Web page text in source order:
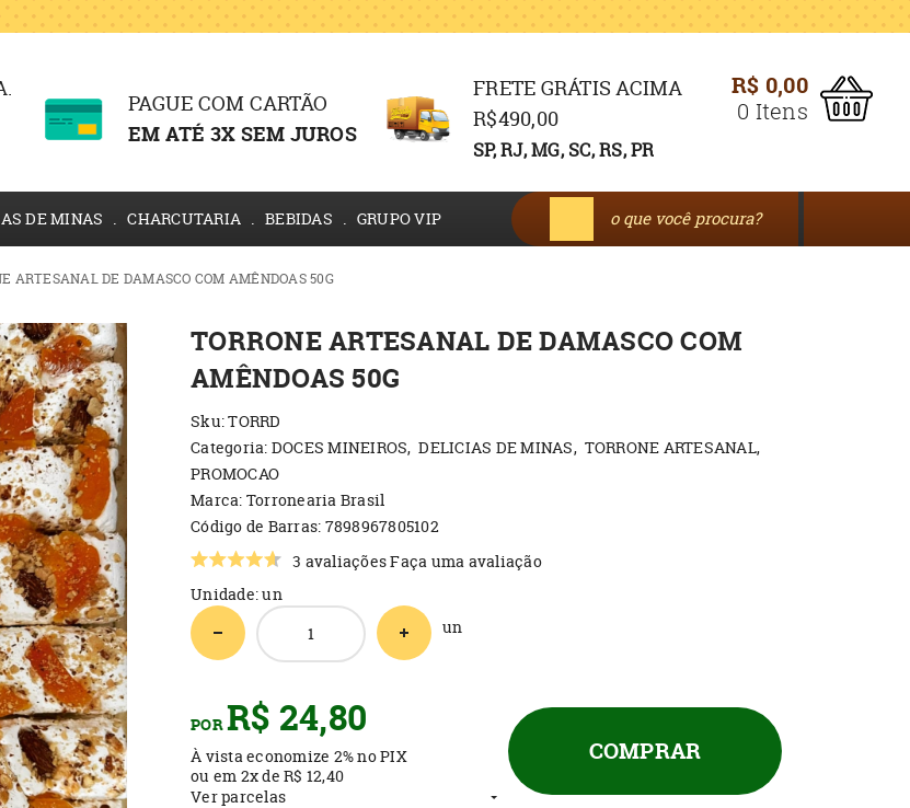
R$ 0,00
0 Itens
PAGUE COM CARTÃO
EM ATÉ 3X SEM JUROS
FRETE GRÁTIS ACIMA
R$490,00
SP, RJ, MG, SC, RS, PR
DE MINAS CHARCUTARIA BEBIDAS GRUPO VIP
ARTESANAL DE DAMASCO COM AMÊNDOAS 50G
TORRONE ARTESANAL DE DAMASCO COM
AMÊNDOAS 50G
Sku:TORRD
Categoria: DOCES MINEIROS DELICIAS DE MINAS
TORRONE ARTESANAL
PROMOCAO
Marca: Torronearia Brasil
Código de Barras: 7898967805102
3 avaliaçõesFaça uma avaliação
Unidade: un
un
PORR$ 24,80
À vista economize 2%no PIX
ou em 2xde R$ 12,40
Ver parcelas
COMPRAR